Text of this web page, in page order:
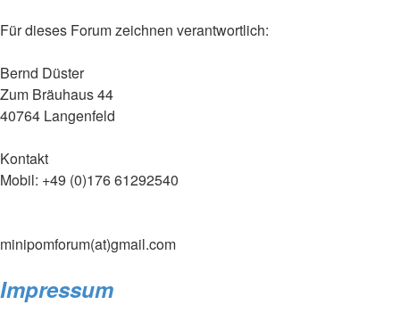
Für dieses Forum zeichnen verantwortlich:
Bernd Düster
Zum Bräuhaus 44
40764 Langenfeld
Kontakt
Mobil: +49 (0)176 61292540
minipomforum(at)gmail.com
Impressum